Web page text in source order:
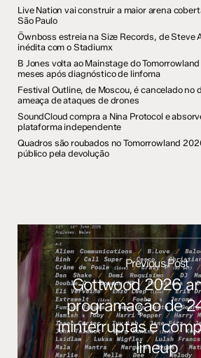
Live Nation vai construir a maior arena
São Paulo
Öwnboss estreia na Size Records, de Steve
inédita com o Stadiumx
B Jones volta ao Mainstage do
meses após diagnóstico de linfoma
Festival Outline, de Moscou, é cancelado no
ameaça de ataques de drones
SoundCloud compra a Nina Protocol e
plataforma independente
Quadros são roubados no Tomorrowland
público pela devolução
Previous Post
Gottwood 2026
programação de
ininterruptas e
lineup